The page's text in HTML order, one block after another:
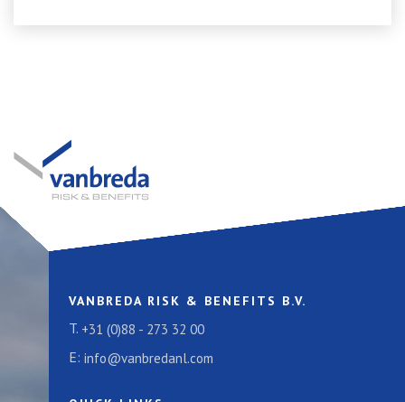
VANBREDA RISK & BENEFITS B.V.
T. +31 (0)88 - 273 32 00
E: info@vanbredanl.com